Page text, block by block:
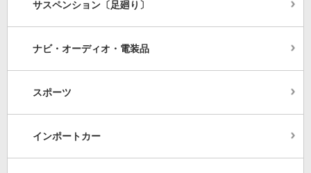
サスペンション〔足廻り〕
ナビ・オーディオ・電装品
スポーツ
インポートカー